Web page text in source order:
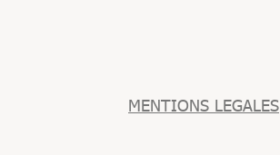
MENTIONS LEGALES